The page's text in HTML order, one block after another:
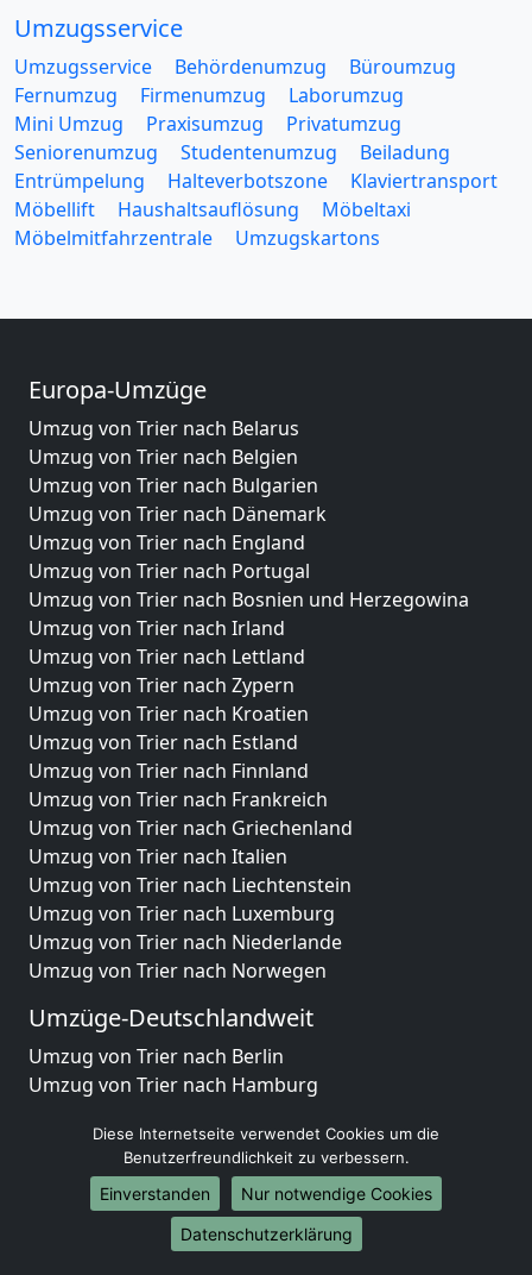
Umzugsservice
Umzugsservice Behördenumzug
Büroumzug
Fernumzug
Firmenumzug
Laborumzug
Mini Umzug
Praxisumzug
Privatumzug
Seniorenumzug
Studentenumzug
Beiladung
Entrümpelung
Halteverbotszone
Klaviertransport
Möbellift
Haushaltsauflösung
Möbeltaxi
Möbelmitfahrzentrale
Umzugskartons
Europa-Umzüge
Umzug von Trier nach Belarus
Umzug von Trier nach Belgien
Umzug von Trier nach Bulgarien
Umzug von Trier nach Dänemark
Umzug von Trier nach England
Umzug von Trier nach Portugal
Umzug von Trier nach Bosnien und Herzegowina
Umzug von Trier nach Irland
Umzug von Trier nach Lettland
Umzug von Trier nach Zypern
Umzug von Trier nach Kroatien
Umzug von Trier nach Estland
Umzug von Trier nach Finnland
Umzug von Trier nach Frankreich
Umzug von Trier nach Griechenland
Umzug von Trier nach Italien
Umzug von Trier nach Liechtenstein
Umzug von Trier nach Luxemburg
Umzug von Trier nach Niederlande
Umzug von Trier nach Norwegen
Umzüge-Deutschlandweit
Umzug von Trier nach Berlin
Umzug von Trier nach Hamburg
Umzug von Trier nach Köln
Umzug von Trier nach Frankfurt am Main
Umzug von Trier nach Stuttgart
Umzug von Trier nach Düsseldorf
Umzug von Trier nach Leipzig
Diese Internetseite verwendet Cookies um die
Benutzerfreundlichkeit zu verbessern.
Einverstanden
Nur notwendige Cookies
Datenschutzerklärung